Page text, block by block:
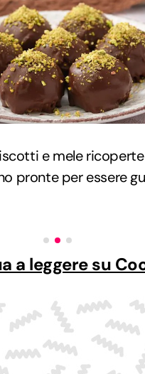
e mele
pronte per essere
a leggere su